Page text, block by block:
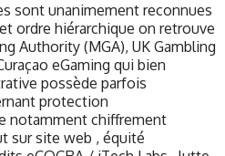
sont unanimement reconnues
ordre hiérarchique on retrouve
Authority (MGA), UK Gambling
eGaming qui bien
possède parfois
protection
notamment chiffrement
sur site web , équité